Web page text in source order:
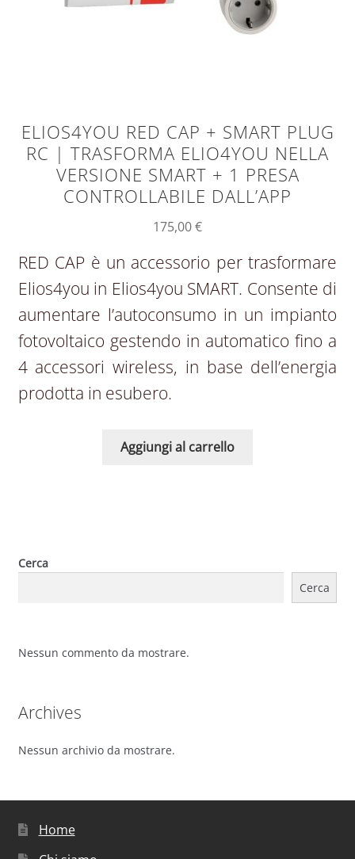
ELIOS4YOU RED CAP + SMART PLUG
RC | TRASFORMA ELIO4YOU NELLA
VERSIONE SMART + 1 PRESA
CONTROLLABILE DALL’APP
175,00€
RED CAP è un accessorio per trasformare
Elios4you in Elios4you SMART. Consente di
aumentare l’autoconsumo in un impianto
fotovoltaico gestendo in automatico fino a
4 accessori wireless, in base dell’energia
prodotta in esubero.
Aggiungi al carrello
Cerca
Cerca
Nessun commento da mostrare.
Archives
Nessun archivio da mostrare.
Home